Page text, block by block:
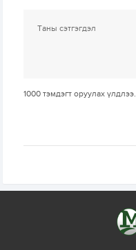
1000 тэмдэгт оруулах үлдлээ.